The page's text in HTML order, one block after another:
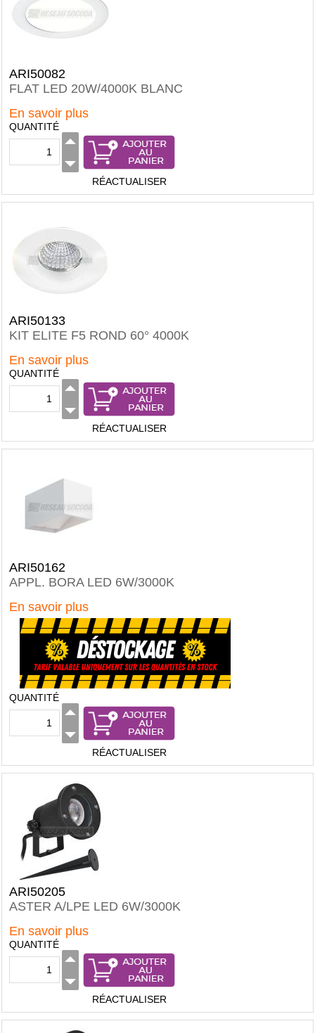
ARI50082
FLAT LED 20W/4000K BLANC
En savoir plus
QUANTITÉ
RÉACTUALISER
ARI50133
KIT ELITE F5 ROND 60° 4000K
En savoir plus
QUANTITÉ
RÉACTUALISER
ARI50162
APPL. BORA LED 6W/3000K
En savoir plus
QUANTITÉ
RÉACTUALISER
ARI50205
ASTER A/LPE LED 6W/3000K
En savoir plus
QUANTITÉ
RÉACTUALISER